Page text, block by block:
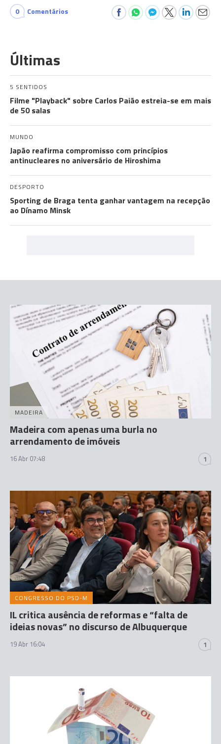
0 Comentários
Últimas
5 SENTIDOS
Filme "Playback" sobre Carlos Paião estreia-se em mais
de 50 salas
MUNDO
Japão reafirma compromisso com princípios
antinucleares no aniversário de Hiroshima
DESPORTO
Sporting de Braga tenta ganhar vantagem na recepção
ao Dínamo Minsk
MADEIRA
Madeira com apenas uma burla no
arrendamento de imóveis
16 Abr 07:48 1
CONGRESSO DO PSD-M
IL critica ausência de reformas e “falta de
ideias novas” no discurso de Albuquerque
19 Abr 16:04 1